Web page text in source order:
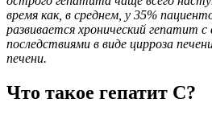
время как, в среднем, у 35%
развивается хронический гепатит
последствиями в виде цирроза
печени.
Что такое гепатит С?